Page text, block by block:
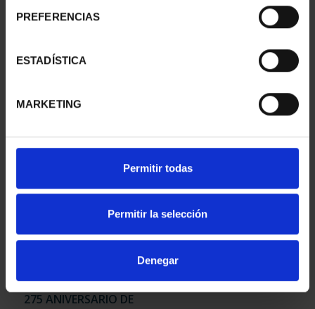
PREFERENCIAS
ESTADÍSTICA
MARKETING
Permitir todas
Permitir la selección
Denegar
153,00 €
275 ANIVERSARIO DE
COMETA
275 ANIVERSARIO DE